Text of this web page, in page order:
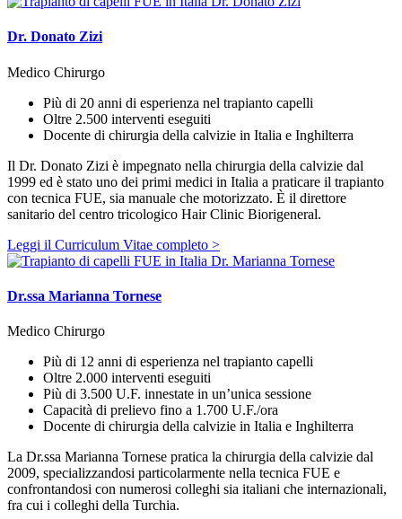
Dr. Donato Zizi
Medico Chirurgo
Più di 20 anni di esperienza nel trapianto capelli
Oltre 2.500 interventi eseguiti
Docente di chirurgia della calvizie in Italia e Inghilterra
Il Dr. Donato Zizi è impegnato nella chirurgia della calvizie dal
1999 ed è stato uno dei primi medici in Italia a praticare il trapianto
con tecnica FUE, sia manuale che motorizzato. È il direttore
sanitario del centro tricologico Hair Clinic Biorigeneral.
Leggi il Curriculum Vitae completo >
Dr.ssa Marianna Tornese​
Medico Chirurgo
Più di 12 anni di esperienza nel trapianto capelli
Oltre 2.000 interventi eseguiti
Più di 3.500 U.F. innestate in un’unica sessione
Capacità di prelievo fino a 1.700 U.F./ora
Docente di chirurgia della calvizie in Italia e Inghilterra
La Dr.ssa Marianna Tornese pratica la chirurgia della calvizie dal
2009, specializzandosi particolarmente nella tecnica FUE e
confrontandosi con numerosi colleghi sia italiani che internazionali,
fra cui i colleghi della Turchia.